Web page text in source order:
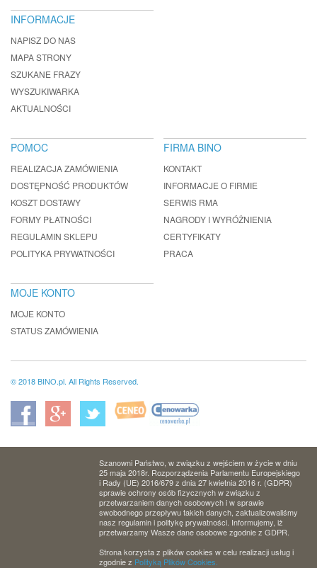
INFORMACJE
NAPISZ DO NAS
MAPA STRONY
SZUKANE FRAZY
WYSZUKIWARKA
AKTUALNOŚCI
POMOC
REALIZACJA ZAMÓWIENIA
DOSTĘPNOŚĆ PRODUKTÓW
KOSZT DOSTAWY
FORMY PŁATNOŚCI
REGULAMIN SKLEPU
POLITYKA PRYWATNOŚCI
FIRMA BINO
KONTAKT
INFORMACJE O FIRMIE
SERWIS RMA
NAGRODY I WYRÓŻNIENIA
CERTYFIKATY
PRACA
MOJE KONTO
MOJE KONTO
STATUS ZAMÓWIENIA
© 2018 BINO.pl. All Rights Reserved.
Szanowni Państwo, w związku z wejściem w życie w dniu
25 maja 2018r. Rozporządzenia Parlamentu Europejskiego
i Rady (UE) 2016/679 z dnia 27 kwietnia 2016 r. (GDPR)
sprawie ochrony osób fizycznych w związku z
przetwarzaniem danych osobowych i w sprawie
swobodnego przepływu takich danych, zaktualizowaliśmy
nasz regulamin i politykę prywatności. Informujemy, iż
przetwarzamy Wasze dane osobowe zgodnie z GDPR.
Strona korzysta z plików cookies w celu realizacji usług i
zgodnie z Polityką Plików Cookies.